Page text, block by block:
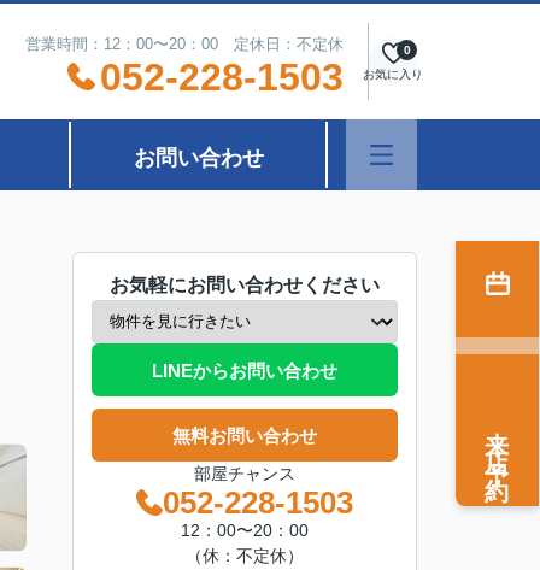
営業時間：12：00〜20：00 定休日：不定休
052-228-1503 お気に入り
0
お問い合わせ
お気軽にお問い合わせください
LINEからお問い合わせ
無料お問い合わせ
部屋チャンス
052-228-1503
12：00〜20：00
（休：不定休）
来店予約